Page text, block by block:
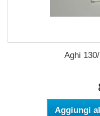
Aghi
Aggiungi